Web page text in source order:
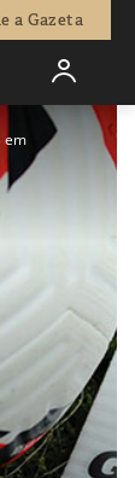
a Gazeta
em